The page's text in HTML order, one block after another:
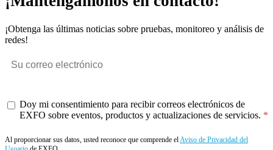
¡Obtenga las últimas noticias sobre pruebas, monitoreo y análisis de
redes!
Doy mi consentimiento para recibir correos electrónicos de
EXFO sobre eventos, productos y actualizaciones de servicios.
Al proporcionar sus datos, usted reconoce que comprende elAviso de Privacidad del